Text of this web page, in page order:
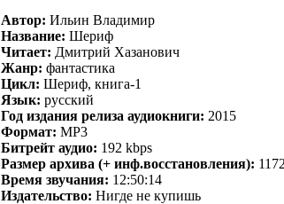
Автор: Ильин Владимир
Название: Шериф
Читает: Дмитрий Хазанович
Жанр: фантастика
Цикл: Шериф, книга-1
Язык: русский
Год издания релиза аудиокниги: 2015
Формат: MP3
Битрейт аудио: 192 kbps
Размер архива (+ инф.восстановления):
Время звучания: 12:50:14
Издательство: Нигде не купишь